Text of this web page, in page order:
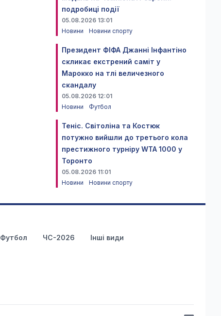
подробиці події
05.08.2026 13:01
Новини
Новини спорту
Президент ФІФА Джанні Інфантіно
скликає екстрений саміт у
Марокко на тлі величезного
скандалу
05.08.2026 12:01
Новини
Футбол
Теніс. Світоліна та Костюк
потужно вийшли до третього кола
престижного турніру WTA 1000 у
Торонто
05.08.2026 11:01
Новини
Новини спорту
Футбол ЧС-2026 Інші види